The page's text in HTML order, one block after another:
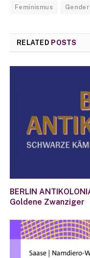
Feminismus Gender
RELATED POSTS
BERLIN
Goldene Zwanziger